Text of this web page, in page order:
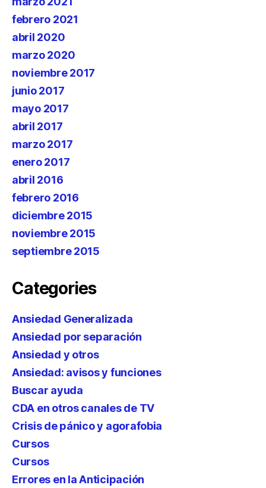
febrero 2021
abril 2020
marzo 2020
noviembre 2017
junio 2017
mayo 2017
abril 2017
marzo 2017
enero 2017
abril 2016
febrero 2016
diciembre 2015
noviembre 2015
septiembre 2015
Categories
Ansiedad Generalizada
Ansiedad por separación
Ansiedad y otros
Ansiedad: avisos y funciones
Buscar ayuda
CDA en otros canales de TV
Crisis de pánico y agorafobia
Cursos
Cursos
Errores en la Anticipación